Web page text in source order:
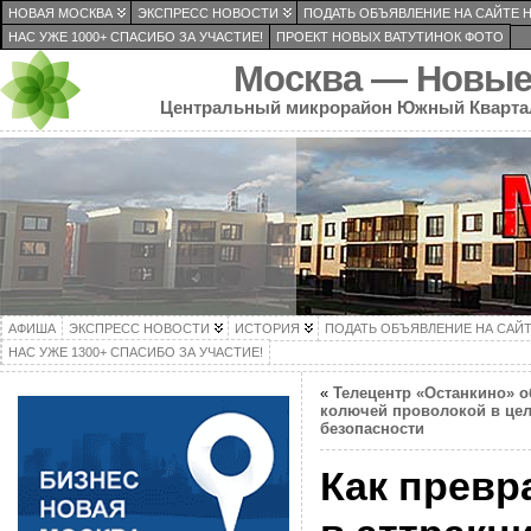
НОВАЯ МОСКВА ЭКСПРЕСС НОВОСТИ
ПОДАТЬ ОБЪЯВЛЕНИЕ НА САЙТЕ
НАС УЖЕ 1000+ СПАСИБО ЗА УЧАСТИЕ!
ПРОЕКТ НОВЫХ ВАТУТИНОК ФОТО
Москва — Новые
Центральный микрорайон Южный
АФИША ЭКСПРЕСС НОВОСТИ ИСТОРИЯ
ПОДАТЬ ОБЪЯВЛЕНИЕ НА
НАС УЖЕ 1300+ СПАСИБО ЗА УЧАСТИЕ!
« Телецентр «Останкино»
колючей проволокой в
безопасности
Как